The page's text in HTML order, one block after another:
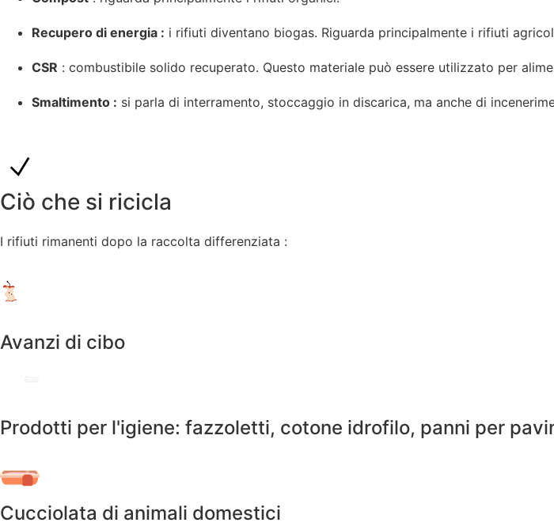
Recupero di energia : i rifiuti diventano biogas. Riguarda principalmente i rifiuti
CSR : combustibile solido recuperato. Questo materiale può essere utilizzato per
Smaltimento : si parla di interramento, stoccaggio in discarica, ma anche di
Ciò che si ricicla
I rifiuti rimanenti dopo la raccolta differenziata :
Avanzi di cibo
Prodotti per l'igiene: fazzoletti, cotone idrofilo, panni per
Cucciolata di animali domestici